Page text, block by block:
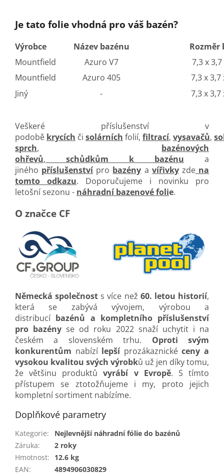
Je tato folie vhodná pro váš bazén?
Výrobce Název bazénu
Rozměr
Mountfield
Azuro V7
7,3 x
Mountfield
Azuro 405
7,3 x 3,7
Jiný
- 7,3 x 3,7
Veškeré příslušenství v
podobě krycích či solárních folií, filtrací, vysavačů,
sprch, bazénových
ohřevů, schůdkům k bazénu a
jiného příslušenstvípro bazény a vířivkyzdena
tomto odkazu. Doporučujeme i novinku pro
letošní sezonu - náhradní bazenové folie.
O značce CF
Německá společnost s více než 60. letou historií,
která se zabývá vývojem, výrobou a
distribucí bazénů a kompletního příslušenství
pro bazény se od roku 2022 snaží uchytit i na
českém a slovenském trhu. Oproti svým
konkurentům nabízí lepšíprozákaznickéceny a
vysokou kvalitou svých výrobků už jen díky tomu,
že většinu produktůvyrábí v Evropě. S tímto
přístupem se ztotožňujeme i my, proto jejich
kompletní sortiment nabízíme.
Doplňkové parametry
Kategorie:
Nejlevnější náhradní fólie do bazénů
Záruka:
2 roky
Hmotnost:
12.6 kg
EAN: 4894906030829